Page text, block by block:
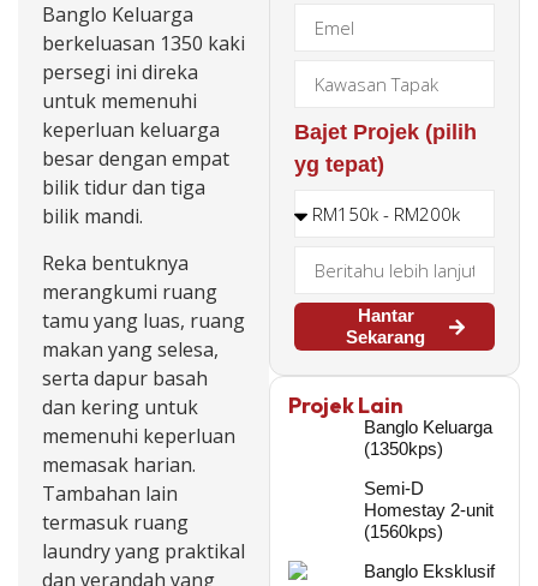
Banglo Keluarga
berkeluasan 1350 kaki
persegi ini direka
untuk memenuhi
keperluan keluarga
besar dengan empat
bilik tidur dan tiga
bilik mandi.
Reka bentuknya
merangkumi ruang
tamu yang luas, ruang
makan yang selesa,
serta dapur basah
dan kering untuk
memenuhi keperluan
memasak harian.
Tambahan lain
termasuk ruang
laundry yang praktikal
dan verandah yang
Bajet Projek (pilih
yg tepat)
Hantar
Sekarang
Projek Lain
Banglo Keluarga
(1350kps)
Semi-D
Homestay 2-unit
(1560kps)
Banglo Eksklusif